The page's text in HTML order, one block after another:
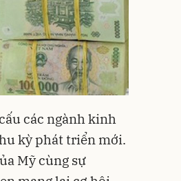
các ngành kinh
kỳ phát triển mới.
Mỹ cùng sự